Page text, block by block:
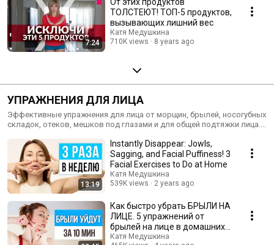
7:24
ТОЛСТЕЮТ! ТОП-5 продуктов,
вызывающих лишний вес
Катя Медушкина
710K views
8 years ago
УПРАЖНЕНИЯ ДЛЯ ЛИЦА
Эффективные упражнения для лица от морщин, брылей, носогубных
складок, отеков, мешков под глазами и для общей подтяжки лица.
лицо омолаживается.
13:19
Instantly Disappear: Jowls,
Sagging, and Facial Puffiness! 3
Facial Exercises to Do at Home
Катя Медушкина
539K views
2 years ago
Как быстро убрать БРЫЛИ НА
ЛИЦЕ. 5 упражнений от
брылей на лице в домашних
условиях
Катя Медушкина